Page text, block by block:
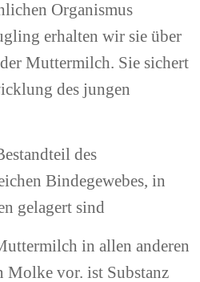
Organismus
erhalten wir sie über
Muttermilch. Sie sichert
des jungen
des
Bindegewebes, in
gelagert sind
in allen anderen
vor. ist Substanz